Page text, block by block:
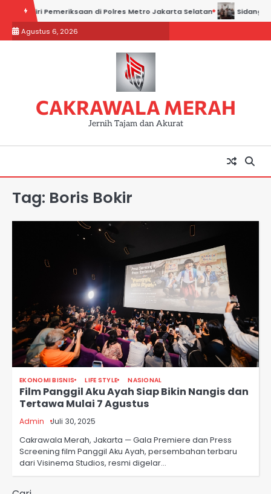
content
Hadiri Pemeriksaan di Polres Metro Jakarta Selatan Sidang
Agustus 6, 2026
CAKRAWALA MERAH
Jernih Tajam dan Akurat
Tag: Boris Bokir
EKONOMI BISNIS LIFE STYLE NASIONAL
Film Panggil Aku Ayah Siap Bikin Nangis dan
Tertawa Mulai 7 Agustus
Admin Juli 30, 2025
Cakrawala Merah, Jakarta — Gala Premiere dan Press
Screening film Panggil Aku Ayah, persembahan terbaru
dari Visinema Studios, resmi digelar…